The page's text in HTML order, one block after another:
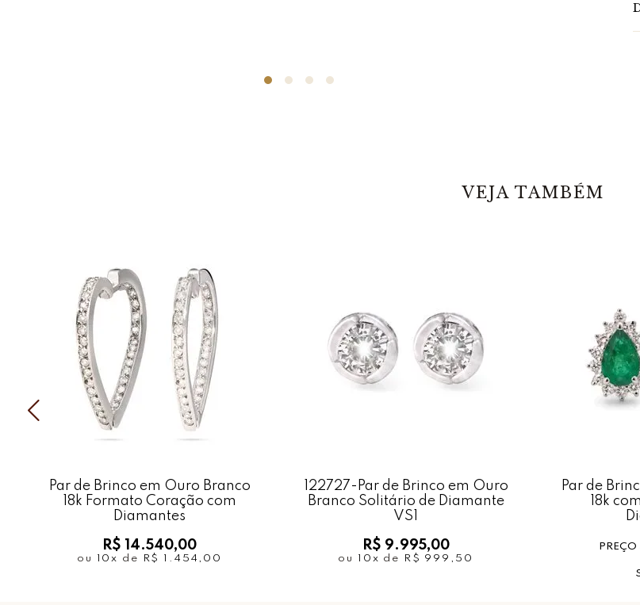
VEJA TAMBÉM
Par de Brinco em Ouro Branco
18k Formato Coração com
Diamantes
R$ 14.540,00
ou 10x de R$ 1.454,00
122727-Par de Brinco em Ouro
Branco Solitário de Diamante
VS1
R$ 9.995,00
ou 10x de R$ 999,50
Par de
18k